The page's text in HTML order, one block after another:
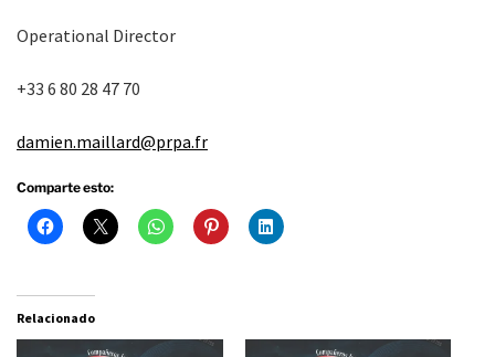
Operational Director
+33 6 80 28 47 70
damien.maillard@prpa.fr
Comparte esto:
Relacionado